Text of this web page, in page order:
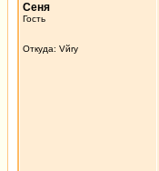
Сеня
Гость
Откуда: Vйry